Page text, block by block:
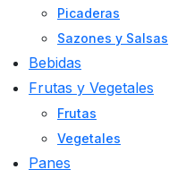
Picaderas
Sazones y Salsas
Bebidas
Frutas y Vegetales
Frutas
Vegetales
Panes